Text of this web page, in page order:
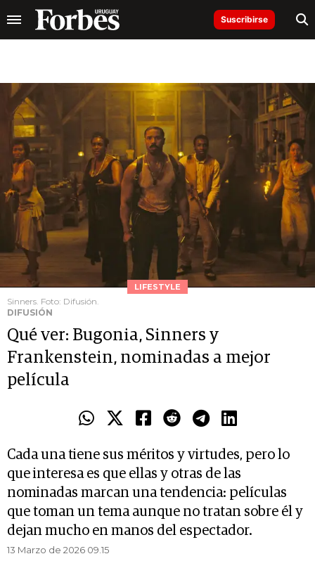
Suscribirse
LIFESTYLE
Sinners. Foto: Difusión.
DIFUSIÓN
Qué ver: Bugonia, Sinners y
Frankenstein, nominadas a mejor
película
Cada una tiene sus méritos y virtudes, pero lo
que interesa es que ellas y otras de las
nominadas marcan una tendencia: películas
que toman un tema aunque no tratan sobre él y
dejan mucho en manos del espectador.
13 Marzo de 2026 09.15